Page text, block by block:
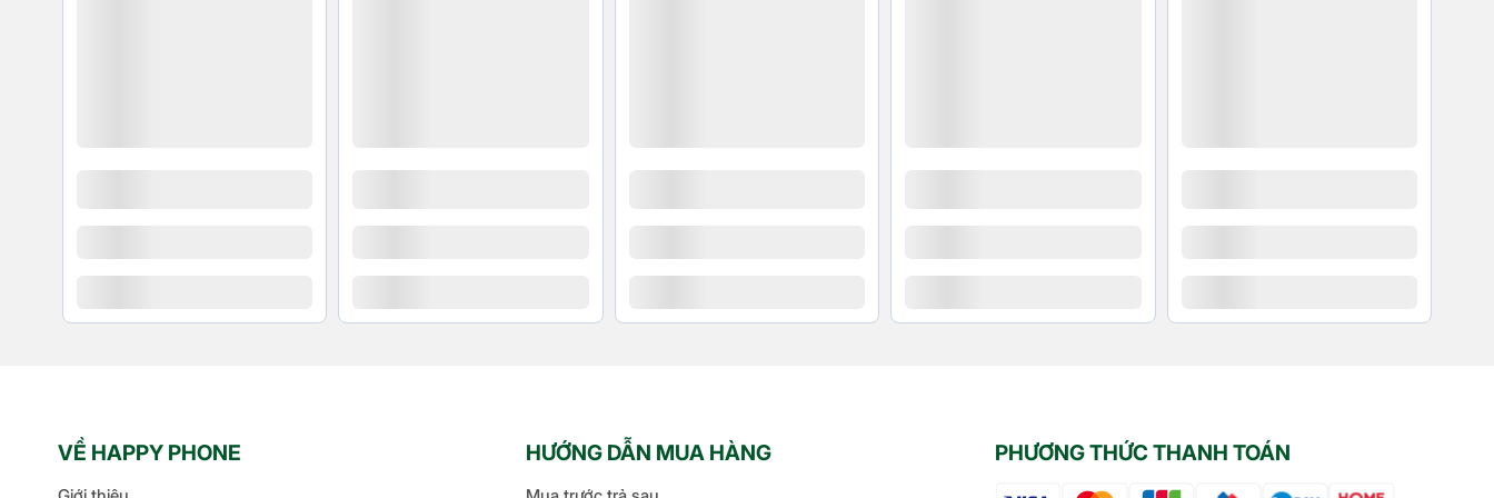
Tính năng chụp
Sáu chế độ chiếu sáng chân dung
LiDAR Scanner ban đêm
63MP)
VỀ HAPPY PHONE HƯỚNG DẪN MUA HÀNG PHƯƠNG THỨC THANH TOÁN